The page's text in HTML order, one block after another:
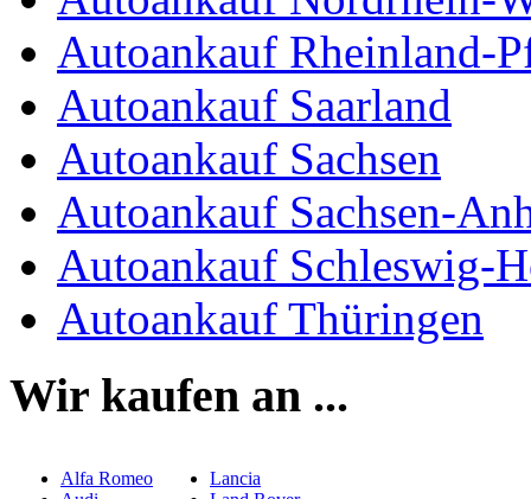
Autoankauf Rheinland-
Autoankauf Saarland
Autoankauf Sachsen
Autoankauf Sachsen-
Autoankauf Schleswig-
Autoankauf Thüringen
Wir kaufen an ...
Alfa Romeo
Lancia